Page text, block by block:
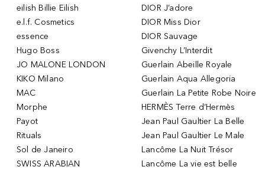
eilish Billie Eilish
e.l.f. Cosmetics
essence
Hugo Boss
JO MALONE LONDON
KIKO Milano
MAC
Morphe
Payot
Rituals
Sol de Janeiro
SWISS ARABIAN
DIOR J’adore
DIOR Miss Dior
DIOR Sauvage
Givenchy L’Interdit
Guerlain Abeille Royale
Guerlain Aqua Allegoria
Guerlain La Petite Robe Noire
HERMÈS Terre d’Hermès
Jean Paul Gaultier La Belle
Jean Paul Gaultier Le Male
Lancôme La Nuit Trésor
Lancôme La vie est belle